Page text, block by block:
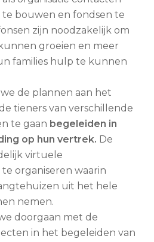
bouwen en fondsen te
zijn noodzakelijk om
groeien en meer
families hulp te kunnen
de plannen aan het
tieners van verschillende
te gaan begeleiden in
op hun vertrek. De
virtuele
organiseren waarin
uit het hele
nemen.
doorgaan met de
in het begeleiden van